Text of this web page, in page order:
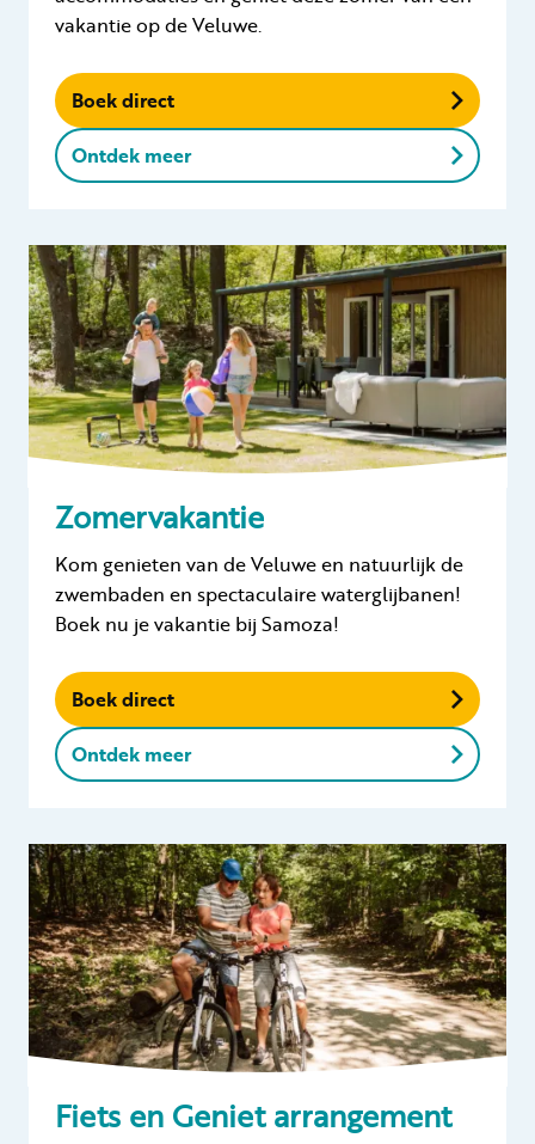
Mijn Samoza
vakantie op de Veluwe.
Boek direct
Ontdek meer
Zomervakantie
Kom genieten van de Veluwe en natuurlijk de
zwembaden en spectaculaire waterglijbanen!
Boek nu je vakantie bij Samoza!
Boek direct
Ontdek meer
Fiets en Geniet arrangement